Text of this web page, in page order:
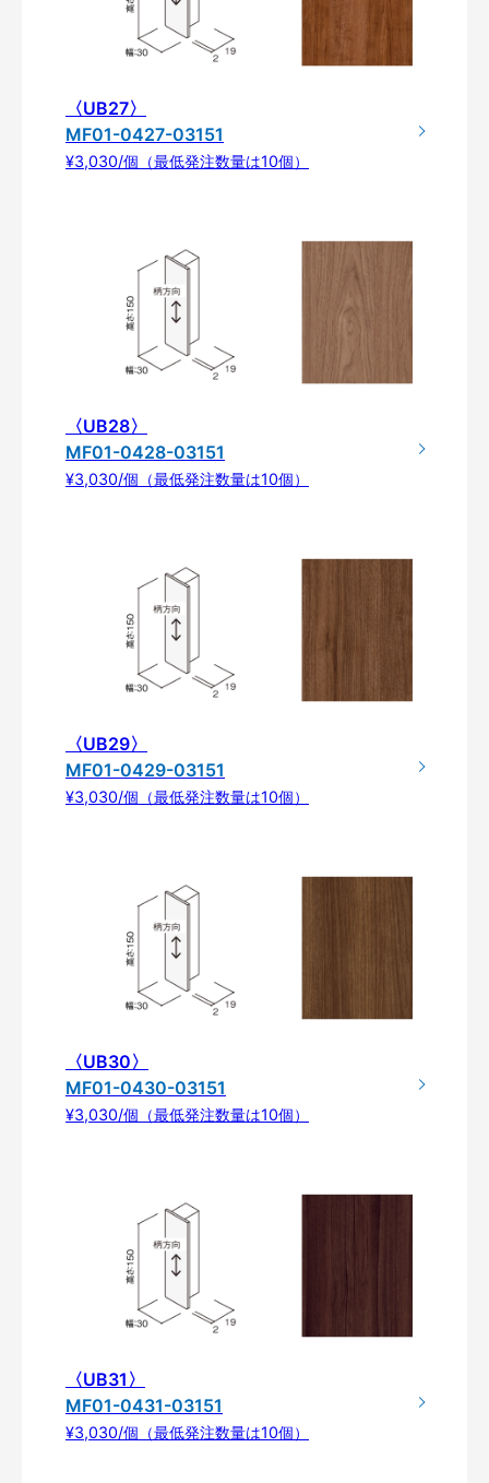
〈UB27〉
MF01-0427-03151
¥3,030/個（最低発注数量は10個）
〈UB28〉
MF01-0428-03151
¥3,030/個（最低発注数量は10個）
〈UB29〉
MF01-0429-03151
¥3,030/個（最低発注数量は10個）
〈UB30〉
MF01-0430-03151
¥3,030/個（最低発注数量は10個）
〈UB31〉
MF01-0431-03151
¥3,030/個（最低発注数量は10個）